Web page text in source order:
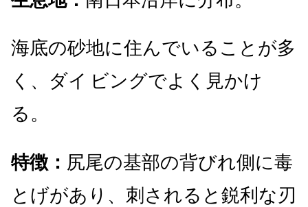
海底の砂地に住んでいることが多
く、ダイ ビングでよく見かけ
る。
特徴： 尻尾の基部の背びれ側に毒
とげがあり、刺されると鋭利な刃